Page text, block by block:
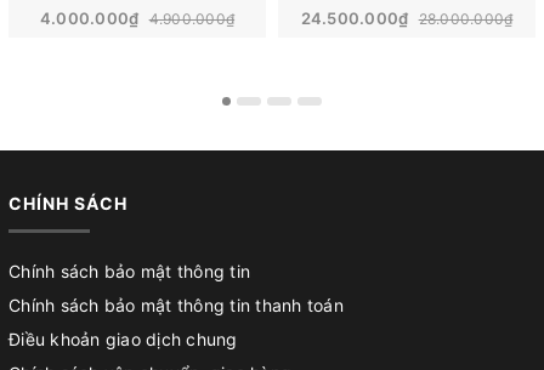
4.000.000₫ 4.900.000₫
24.500.000₫ 28.000.000₫
CHÍNH SÁCH
Chính sách bảo mật thông tin
Chính sách bảo mật thông tin thanh toán
Điều khoản giao dịch chung